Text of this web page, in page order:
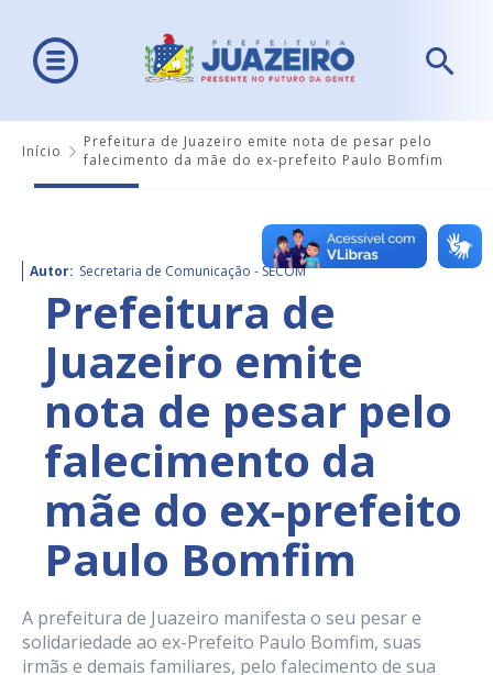
Início
Prefeitura de Juazeiro emite nota de pesar pelo
falecimento da mãe do ex-prefeito Paulo Bomfim
Autor: Secretaria de Comunicação - SECOM
Prefeitura de
Juazeiro emite
nota de pesar pelo
falecimento da
mãe do ex-prefeito
Paulo Bomfim
A prefeitura de Juazeiro manifesta o seu pesar e
solidariedade ao ex-Prefeito Paulo Bomfim, suas
irmãs e demais familiares, pelo falecimento de sua